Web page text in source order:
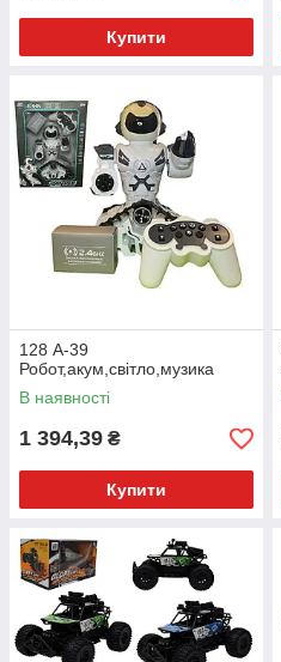
Купити
128 А-39
Робот,акум,світло,музика
В наявності
1 394,39 ₴
Купити